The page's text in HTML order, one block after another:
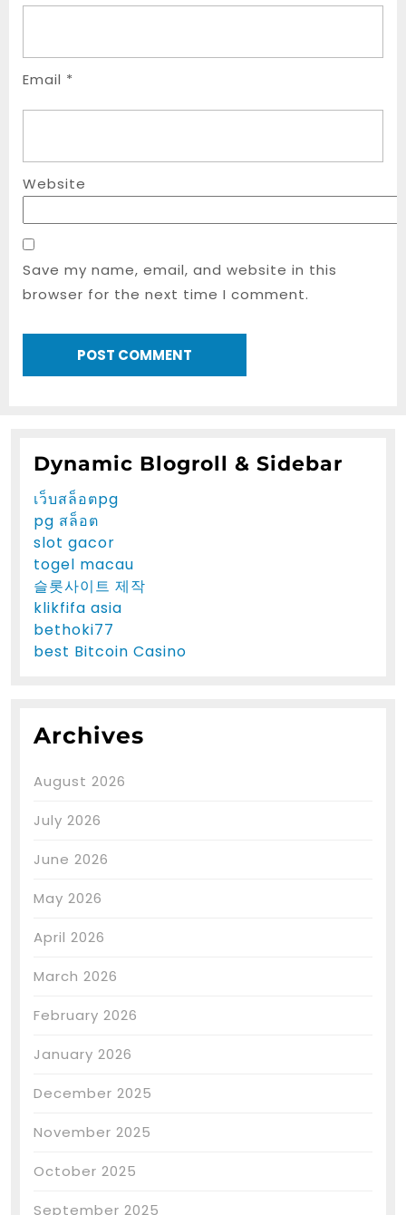
Email *
Website
Save my name, email, and website in this
browser for the next time I comment.
Dynamic Blogroll & Sidebar
เว็บสล็อตpg
pg สล็อต
slot gacor
togel macau
슬롯사이트 제작
klikfifa asia
bethoki77
best Bitcoin Casino
Archives
August 2026
July 2026
June 2026
May 2026
April 2026
March 2026
February 2026
January 2026
December 2025
November 2025
October 2025
September 2025